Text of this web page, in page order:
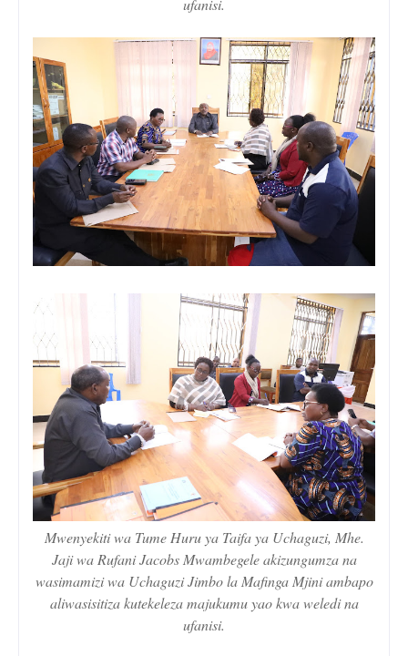
ufanisi.
Mwenyekiti wa Tume Huru ya Taifa ya Uchaguzi, Mhe.
Jaji wa Rufani Jacobs Mwambegele akizungumza na
wasimamizi wa Uchaguzi Jimbo la Mafinga Mjini ambapo
aliwasisitiza kutekeleza majukumu yao kwa weledi na
ufanisi.